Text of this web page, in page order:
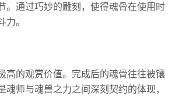
。通过巧妙的雕刻，使得魂骨在使用时
。
高的观赏价值。完成后的魂骨往往被镶
师与魂兽之力之间深刻契约的体现，